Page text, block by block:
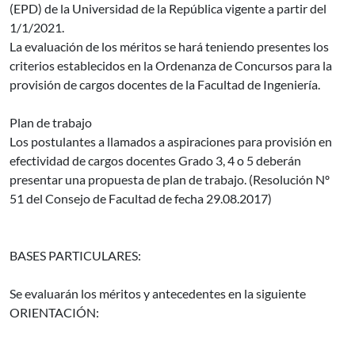
(EPD) de la Universidad de la República vigente a partir del
1/1/2021.
La evaluación de los méritos se hará teniendo presentes los
criterios establecidos en la Ordenanza de Concursos para la
provisión de cargos docentes de la Facultad de Ingeniería.
Plan de trabajo
Los postulantes a llamados a aspiraciones para provisión en
efectividad de cargos docentes Grado 3, 4 o 5 deberán
presentar una propuesta de plan de trabajo. (Resolución Nº
51 del Consejo de Facultad de fecha 29.08.2017)
BASES PARTICULARES:
Se evaluarán los méritos y antecedentes en la siguiente
ORIENTACIÓN: